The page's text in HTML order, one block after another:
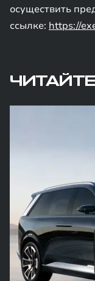
осуществить
ссылке: https://